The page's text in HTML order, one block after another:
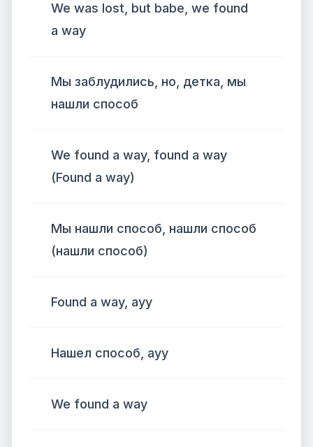
We was lost, but babe, we found
a way
Мы заблудились, но, детка, мы
нашли способ
We found a way, found a way
(Found a way)
Мы нашли способ, нашли способ
(нашли способ)
Found a way, ayy
Нашел способ, ауу
We found a way